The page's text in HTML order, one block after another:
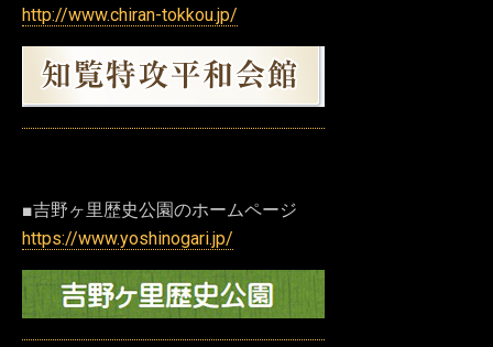
http://www.chiran-tokkou.jp/
■吉野ヶ里歴史公園のホームページ
https://www.yoshinogari.jp/